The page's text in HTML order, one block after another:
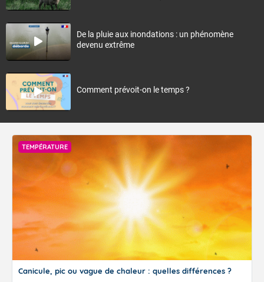
De la pluie aux inondations : un phénomène
devenu extrême
Comment prévoit-on le temps ?
TEMPÉRATURE
Canicule, pic ou vague de chaleur : quelles différences ?